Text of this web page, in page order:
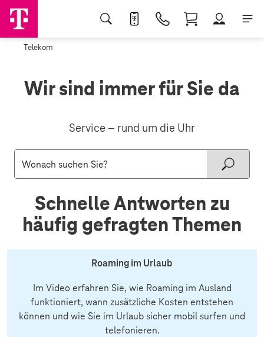
Telekom
Wir sind immer für Sie da
Service – rund um die Uhr
Schnelle Antworten zu
häufig gefragten Themen
Roaming im Urlaub
Im Video erfahren Sie, wie Roaming im Ausland
funktioniert, wann zusätzliche Kosten entstehen
können und wie Sie im Urlaub sicher mobil surfen und
telefonieren.